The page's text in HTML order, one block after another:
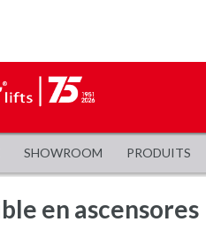
SHOWROOM PRODUITS
en ascensores